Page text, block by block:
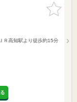
お気に入
りに追加
Ｒ高知駅より徒歩約15分